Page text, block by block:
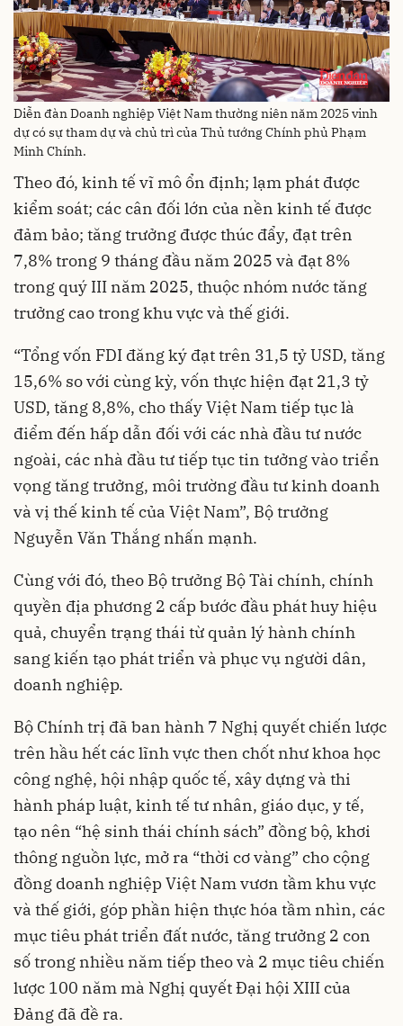
Diễn đàn Doanh nghiệp Việt Nam thường niên năm 2025 vinh
dự có sự tham dự và chủ trì của Thủ tướng Chính phủ Phạm
Minh Chính.
Theo đó, kinh tế vĩ mô ổn định; lạm phát được
kiểm soát; các cân đối lớn của nền kinh tế được
đảm bảo; tăng trưởng được thúc đẩy, đạt trên
7,8% trong 9 tháng đầu năm 2025 và đạt 8%
trong quý III năm 2025, thuộc nhóm nước tăng
trưởng cao trong khu vực và thế giới.
“Tổng vốn FDI đăng ký đạt trên 31,5 tỷ USD, tăng
15,6% so với cùng kỳ, vốn thực hiện đạt 21,3 tỷ
USD, tăng 8,8%, cho thấy Việt Nam tiếp tục là
điểm đến hấp dẫn đối với các nhà đầu tư nước
ngoài, các nhà đầu tư tiếp tục tin tưởng vào triển
vọng tăng trưởng, môi trường đầu tư kinh doanh
và vị thế kinh tế của Việt Nam”, Bộ trưởng
Nguyễn Văn Thắng nhấn mạnh.
Cùng với đó, theo Bộ trưởng Bộ Tài chính, chính
quyền địa phương 2 cấp bước đầu phát huy hiệu
quả, chuyển trạng thái từ quản lý hành chính
sang kiến tạo phát triển và phục vụ người dân,
doanh nghiệp.
Bộ Chính trị đã ban hành 7 Nghị quyết chiến lược
trên hầu hết các lĩnh vực then chốt như khoa học
công nghệ, hội nhập quốc tế, xây dựng và thi
hành pháp luật, kinh tế tư nhân, giáo dục, y tế,
tạo nên “hệ sinh thái chính sách” đồng bộ, khơi
thông nguồn lực, mở ra “thời cơ vàng” cho cộng
đồng doanh nghiệp Việt Nam vươn tầm khu vực
và thế giới, góp phần hiện thực hóa tầm nhìn, các
mục tiêu phát triển đất nước, tăng trưởng 2 con
số trong nhiều năm tiếp theo và 2 mục tiêu chiến
lược 100 năm mà Nghị quyết Đại hội XIII của
Đảng đã đề ra.